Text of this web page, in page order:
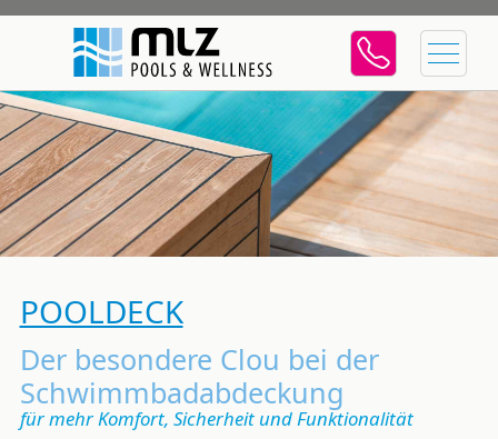
POOLDECK
Der besondere Clou bei der
Schwimmbadabdeckung
für mehr Komfort, Sicherheit und Funktionalität